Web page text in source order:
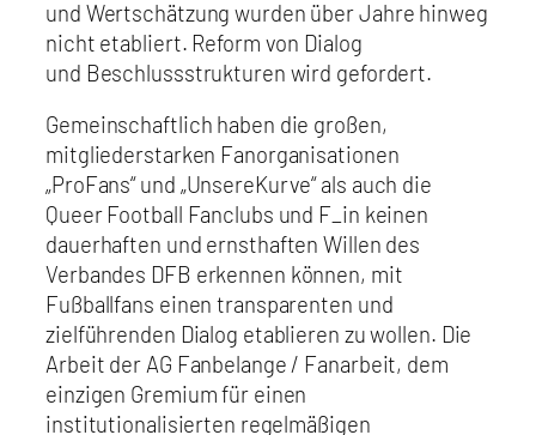
und Wertschätzung wurden über Jahre hinweg
nicht etabliert. Reform von Dialog
und Beschlussstrukturen wird gefordert.
Gemeinschaftlich haben die großen,
mitgliederstarken Fanorganisationen
„ProFans“ und „UnsereKurve“ als auch die
Queer Football Fanclubs und F_in keinen
dauerhaften und ernsthaften Willen des
Verbandes DFB erkennen können, mit
Fußballfans einen transparenten und
zielführenden Dialog etablieren zu wollen. Die
Arbeit der AG Fanbelange / Fanarbeit, dem
einzigen Gremium für einen
institutionalisierten regelmäßigen